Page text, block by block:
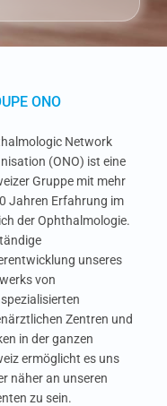
ONO
Network
(ONO) ist eine
Gruppe mit mehr
Jahren Erfahrung im
der Ophthalmologie.
unseres
von
Zentren und
in der ganzen
ermöglicht es uns
näher an unseren
zu sein.